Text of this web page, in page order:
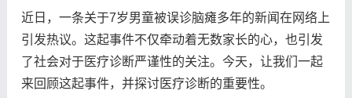
近日，一条关于7岁男童被误诊脑瘫多年的新闻在网络上
引发热议。这起事件不仅牵动着无数家长的心，也引发
了社会对于医疗诊断严谨性的关注。今天，让我们一起
来回顾这起事件，并探讨医疗诊断的重要性。